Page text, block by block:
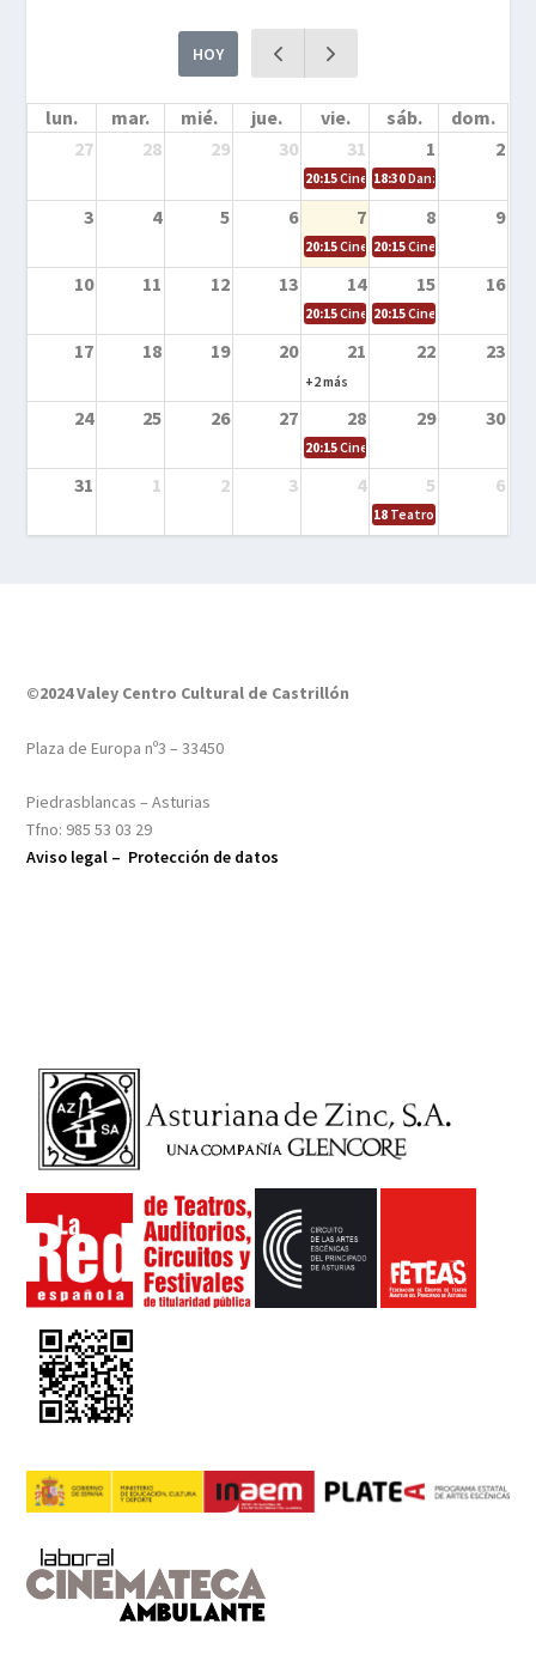
HOY
lun. mar. mié. jue. vie. sáb.
dom.
27
28 29 30 31 1 2
20:15Cine en la calle – Cómo
18:30Danza – Cita en el
3 4 5 6 7 8 9
20:15Cine en la calle – El niño y la
20:15Cine en la calle –
10 11 12 13 14 15 16
20:15Cine en la calle – Tortugas
20:15Cine en la calle –
17 18 19 20 21 22 23
+2 más
24 25 26 27 28 29 30
20:15Cine en el calle – Tintín y el
31 1 2 3 4 5 6
18 Teatro – Tres
©2024 Valey Centro Cultural de Castrillón
Plaza de Europa nº3 – 33450
Piedrasblancas – Asturias
Tfno: 985 53 03 29
Aviso legal – Protección de datos